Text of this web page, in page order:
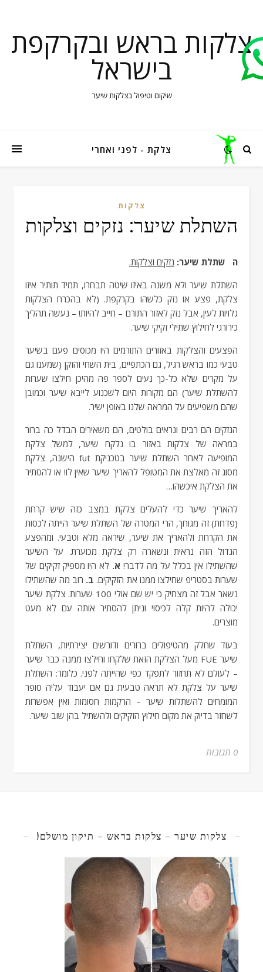
צלקות בראש ובקרקפת
בישראל
שיקום וטיפול בצלקות שיער
צלקת - לפני ואחרי
צלקות
השתלת שיער: נזקים וצלקות
השתלת שיער: נזקים וצלקות.
השתלת שיער ולא משנה באיזו שיטה תבחרו, תמיד תותיר איזו
צלקת, פצע או נזק כלשהו בקרקפת. (לא בהכרח הצלקות
גלויות לעין, אבל נזק לאזור התורם – חייב להיות! – נעשה תהליך
כירורגי לחילוץ שתילי זקיקי שיער.
הפצעים והצלקות באזורים התורמים היו מכוסים פעם בשיער
טבעי כמו בראש רגיל, גם הכתפיים, בית השחי והזקן (שמענו גם
על מקרים שלא כל-כך נעים לספר פה מהיכן חילצו שערות
להשתלת שיער) הם מקורות היום לשכנוע לייבא שיער וכמובן
שהם משפיעים על המראה שלנו באופן ישיר.
הנזקים הם רבים ונראים בולטים, הם משאירים הבדל כה ברור
במראה של צלקות באזור בו נלקח שיער, למשל צלקת
המופיעה לאחר השתלת שיער בטכניקת fut הישנה, צלקת
מסוג זה מאלצת את המטופל להאריך שיער שאין לו! או להסתיר
את הצלקת איכשהו…
להאריך שיער כדי להעלים צלקת במצב כזה שיש קרחת
(פדחת) זה מגוחך, הרי המטרה של השתלת שיער הייתה לכסות
את הקרחת ולהאריך את שיער, שיראה מלא וטבעי. ומהפצע
הגדול הזה נראית ונשארה רק צלקת מכוערת. על השיער
שהשתילו אין בכלל על מה לדבר! א. לא היו מספיק זקיקים של
שערות בסטריפ שחילצו ממנו את הזקיקים. ב. רוב מה שהשתילו
נשאר אבל זה מצחיק כי יש שם אולי 100 שערות. צלקת שיער
יכולה להיות קלה לכיסוי וניתן להסתיר אותה עם לא מעט
מוצרים.
בעוד שחלק מהטיפולים ברורים ודורשים יצירתיות, השתלת
שיער FUE מעל הצלקת הזאת שלקחו וחילצו ממנה כבר שיער
– לעולם לא תחזור לתפקד כפי שהייתה לפני. כלומר: השתלת
שיער על צלקת לא תראה טבעית גם אם יעבוד עליה סופר
המומחים להשתלות שיער – הרקמות חסומות ואין אפשרות
לשחזר בדיוק את מקום חילוץ הזקיקים ולהשתיל בהן שוב שיער.
0 תגובות
צלקות שיער – צלקות בראש – תיקון מושלם!